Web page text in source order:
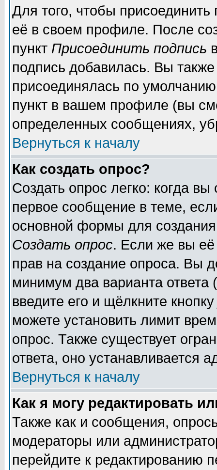
Для того, чтобы
её в своем профиле. После
пункт Присоединить подпись
подпись добавилась. Вы
присоединялась по
пункт в вашем профиле (вы
определенных сообщениях,
Вернуться к началу
Как создать опрос?
Создать опрос легко: когда
первое сообщение в теме,
основной формы для
Создать опрос. Если же вы её
прав на создание опроса. Вы
минимум два варианта ответа
введите его и щёлкните
можете установить лимит
опрос. Также существует
ответа, оно устанавливается
Вернуться к началу
Как я могу редактировать
Также как и сообщения,
модераторы или
перейдите к редактированию